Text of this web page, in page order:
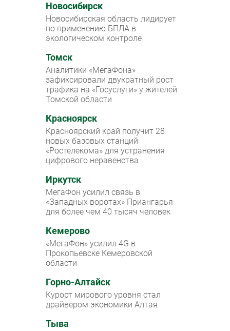
Мероприятия
Проекты
IT класс
Тестовый стенд
Каталог компаний
Новосибирск
Новосибирская область лидирует
по применению БПЛА в
экологическом контроле
Томск
Аналитики «МегаФона»
зафиксировали двукратный рост
трафика на «Госуслуги» у жителей
Томской области
Красноярск
Красноярский край получит 28
новых базовых станций
«Ростелекома» для устранения
цифрового неравенства
Иркутск
МегаФон усилил связь в
«Западных воротах» Приангарья
для более чем 40 тысяч человек
Кемерово
«МегаФон» усилил 4G в
Прокопьевске Кемеровской
области
Горно-Алтайск
Курорт мирового уровня стал
драйвером экономики Алтая
Тыва